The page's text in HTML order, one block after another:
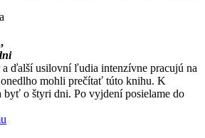
ďalší usilovní ľudia intenzívne pracujú na
mohli prečítať túto knihu. K
byť o štyri dni. Po vyjdení posielame do